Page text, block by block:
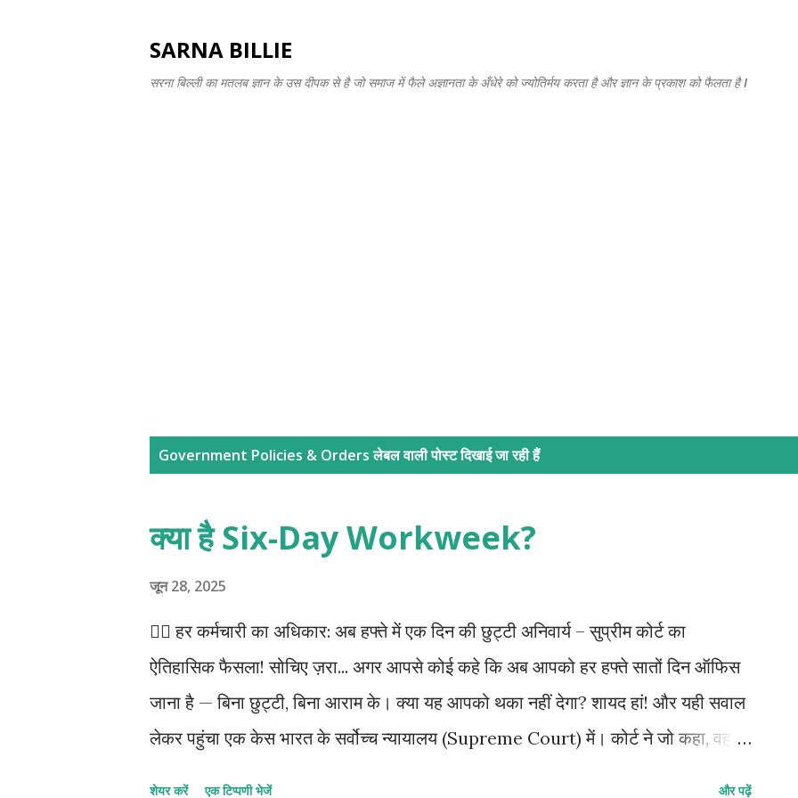
SARNA BILLIE
सरना बिल्ली का मतलब ज्ञान के उस दीपक से है जो समाज में फैले अज्ञानता के अँधेरे को ज्योतिर्मय करता है और ज्ञान के प्रकाश को फैलता है I
Government Policies & Ordersलेबल वाली पोस्ट दिखाई जा रही हैं
क्या है Six-Day Workweek?
जून 28, 2025
🧑‍⚖️ हर कर्मचारी का अधिकार: अब हफ्ते में एक दिन की छुट्टी अनिवार्य – सुप्रीम कोर्ट का
ऐतिहासिक फैसला! सोचिए ज़रा... अगर आपसे कोई कहे कि अब आपको हर हफ्ते सातों दिन ऑफिस
जाना है — बिना छुट्टी, बिना आराम के। क्या यह आपको थका नहीं देगा? शायद हां! और यही सवाल
लेकर पहुंचा एक केस भारत के सर्वोच्च न्यायालय (Supreme Court) में। कोर्ट ने जो कहा, वह
शेयर करें एक टिप्पणी भेजें और पढ़ें